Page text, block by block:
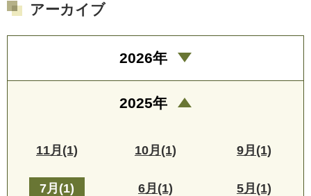
アーカイブ
2026年
2025年
11月(1) 10月(1) 9月(1)
7月(1) 6月(1) 5月(1)